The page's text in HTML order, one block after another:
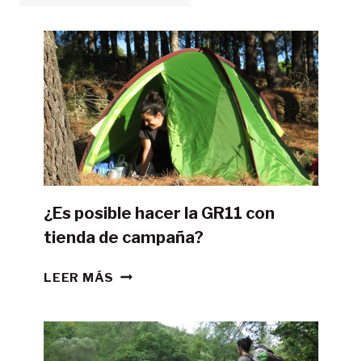
¿Es posible hacer la GR11 con
tienda de campaña?
LEER MÁS ¿ES
LA
GR11